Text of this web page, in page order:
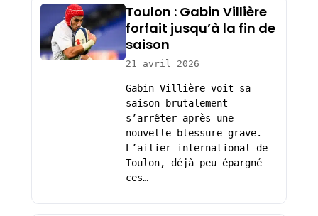
Toulon : Gabin Villière
forfait jusqu’à la fin de
saison
21 avril 2026
Gabin Villière voit sa
saison brutalement
s’arrêter après une
nouvelle blessure grave.
L’ailier international de
Toulon, déjà peu épargné
ces…